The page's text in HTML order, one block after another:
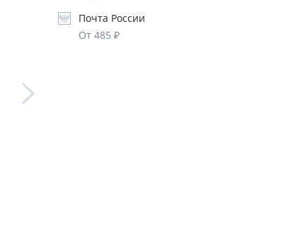
Почта России
От 485 ₽